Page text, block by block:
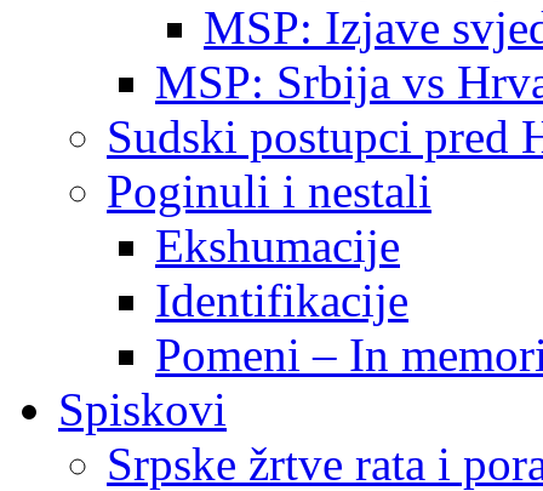
MSP: Izjave
MSP: Srbija vs
Sudski postupci pred
Poginuli i nestali
Ekshumacije
Identifikacije
Pomeni – In
Spiskovi
Srpske žrtve rata i